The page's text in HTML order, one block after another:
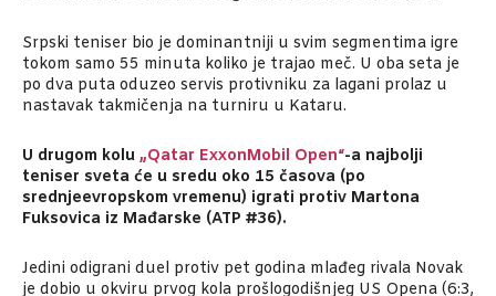
Srpski teniser bio je dominantniji u svim segmentima igre
tokom samo 55 minuta koliko je trajao meč. U oba seta je
po dva puta oduzeo servis protivniku za lagani prolaz u
nastavak takmičenja na turniru u Kataru.
U drugom kolu „Qatar ExxonMobil Open“-a najbolji
teniser sveta će u sredu oko 15 časova (po
srednjeevropskom vremenu) igrati protiv Martona
Fuksovica iz Mađarske (ATP #36).
Jedini odigrani duel protiv pet godina mlađeg rivala Novak
je dobio u okviru prvog kola prošlogodišnjeg US Opena (6:3,